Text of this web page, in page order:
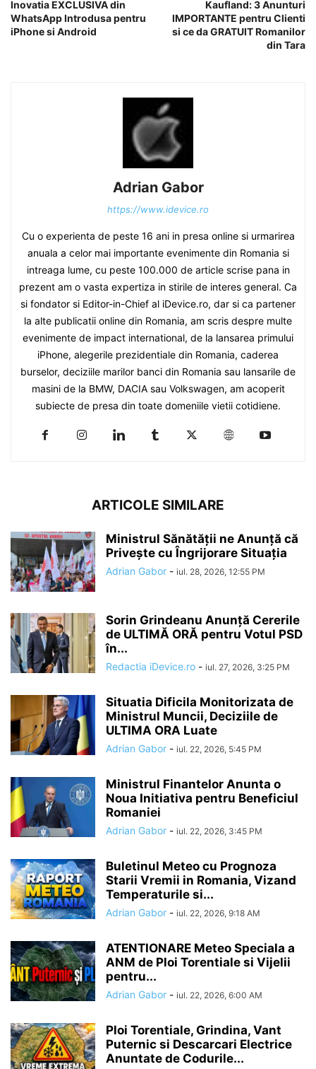
Inovatia EXCLUSIVA din
WhatsApp Introdusa pentru
iPhone si Android
Kaufland: 3 Anunturi
IMPORTANTE pentru Clienti
si ce da GRATUIT Romanilor
din Tara
Adrian Gabor
https://www.idevice.ro
Cu o experienta de peste 16 ani in presa online si urmarirea
anuala a celor mai importante evenimente din Romania si
intreaga lume, cu peste 100.000 de article scrise pana in
prezent am o vasta expertiza in stirile de interes general. Ca
si fondator si Editor-in-Chief al iDevice.ro, dar si ca partener
la alte publicatii online din Romania, am scris despre multe
evenimente de impact international, de la lansarea primului
iPhone, alegerile prezidentiale din Romania, caderea
burselor, deciziile marilor banci din Romania sau lansarile de
masini de la BMW, DACIA sau Volkswagen, am acoperit
subiecte de presa din toate domeniile vietii cotidiene.
ARTICOLE SIMILARE
Ministrul Sănătății ne Anunță că
Privește cu Îngrijorare Situația
Adrian Gabor - iul. 28, 2026, 12:55 PM
Sorin Grindeanu Anunță Cererile
de ULTIMĂ ORĂ pentru Votul PSD
în...
Redactia iDevice.ro - iul. 27, 2026, 3:25 PM
Situatia Dificila Monitorizata de
Ministrul Muncii, Deciziile de
ULTIMA ORA Luate
Adrian Gabor - iul. 22, 2026, 5:45 PM
Ministrul Finantelor Anunta o
Noua Initiativa pentru Beneficiul
Romaniei
Adrian Gabor - iul. 22, 2026, 3:45 PM
Buletinul Meteo cu Prognoza
Starii Vremii in Romania, Vizand
Temperaturile si...
Adrian Gabor - iul. 22, 2026, 9:18 AM
ATENTIONARE Meteo Speciala a
ANM de Ploi Torentiale si Vijelii
pentru...
Adrian Gabor - iul. 22, 2026, 6:00 AM
Ploi Torentiale, Grindina, Vant
Puternic si Descarcari Electrice
Anuntate de Codurile...